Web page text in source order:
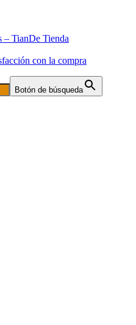
– TianDe Tienda
con la compra
Botón de búsqueda